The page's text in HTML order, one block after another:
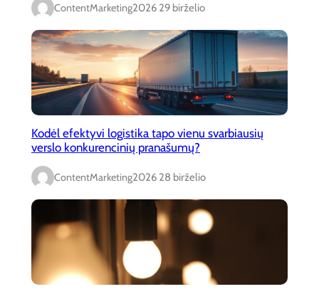
ContentMarketing2026 29 birželio
Kodėl efektyvi logistika tapo vienu svarbiausių
verslo konkurencinių pranašumų?
ContentMarketing2026 28 birželio